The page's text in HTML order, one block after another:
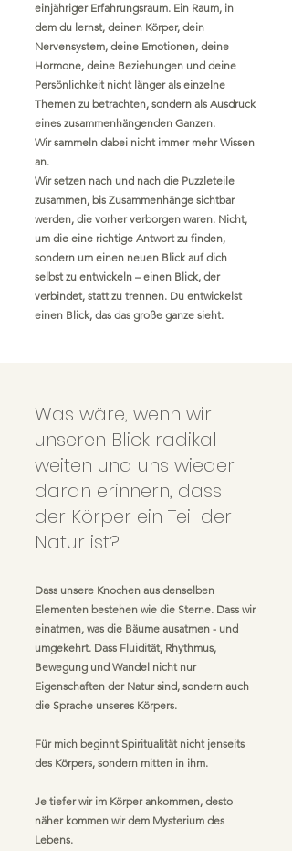
einjähriger Erfahrungsraum. Ein Raum, in
dem du lernst, deinen Körper, dein
Nervensystem, deine Emotionen, deine
Hormone, deine Beziehungen und deine
Persönlichkeit nicht länger als einzelne
Themen zu betrachten, sondern als Ausdruck
eines zusammenhängenden Ganzen.
Wir sammeln dabei nicht immer mehr Wissen
an.
Wir setzen nach und nach die Puzzleteile
zusammen, bis Zusammenhänge sichtbar
werden, die vorher verborgen waren. Nicht,
um die eine richtige Antwort zu finden,
sondern um einen neuen Blick auf dich
selbst zu entwickeln – einen Blick, der
verbindet, statt zu trennen. Du entwickelst
einen Blick, das das große ganze sieht.
Was wäre, wenn wir
unseren Blick radikal
weiten und uns wieder
daran erinnern, dass
der Körper ein Teil der
Natur ist?
Dass unsere Knochen aus denselben
Elementen bestehen wie die Sterne. Dass wir
einatmen, was die Bäume ausatmen - und
umgekehrt. Dass Fluidität, Rhythmus,
Bewegung und Wandel nicht nur
Eigenschaften der Natur sind, sondern auch
die Sprache unseres Körpers.
Für mich beginnt Spiritualität nicht jenseits
des Körpers, sondern mitten in ihm.
Je tiefer wir im Körper ankommen, desto
näher kommen wir dem Mysterium des
Lebens.